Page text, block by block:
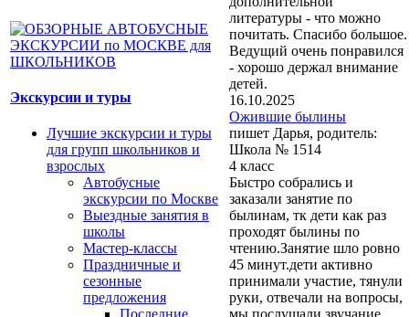
Экскурсии и туры
Лучшие экскурсии и туры
для групп школьников и
взрослых
Автобусные
экскурсии по Москве
Выездные занятия в
школы
Мастер-классы
Праздничные и
сезонные
предложения
Последние
литературы - что можно
почитать. Спасибо большое.
Ведущий очень понравился
- хорошо держал внимание
детей.
16.10.2025
Ожившие былины
пишет Дарья, родитель:
Школа № 1514
4 класс
Быстро собрались и
заказали занятие по
былинам, тк дети как раз
проходят былины по
чтению.Занятие шло ровно
45 минут.дети активно
принимали участие, тянули
руки, отвечали на вопросы,
мы послушали звучание